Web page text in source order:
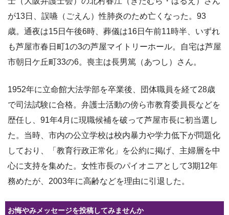
が13日、誤嚥（ごえん）性肺炎のため亡くなった。93
歳。通夜は15日午後6時、葬儀は16日午前11時半、いずれ
も芦屋市春日町1の3の芦屋マイトリーホール。自宅は芦屋
市朝日ケ丘町33の6。喪主は長男篤（あつし）さん。
1952年に立命館大法学部を卒業後、団体職員を経て28歳
で司法試験に合格。弁護士活動の傍ら市教育委員長などを
歴任し、91年4月に現職候補を破って芦屋市長に初当選し
た。当時、市内の公立学校は校内暴力や学力低下が問題化
しており、「教育行政正常化」を公約に掲げ、主婦層を中
心に支持を集めた。女性市長のパイオニアとして3期12年
務めたが、2003年に高齢などを理由に引退した。
お悔やみメッセージを投稿してみませんか